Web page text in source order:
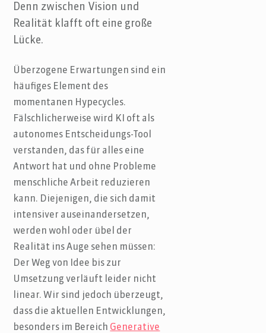
Denn zwischen Vision und
Realität klafft oft eine große
Lücke.
Überzogene Erwartungen sind ein
häufiges Element des
momentanen Hypecycles.
Fälschlicherweise wird KI oft als
autonomes Entscheidungs-Tool
verstanden, das für alles eine
Antwort hat und ohne Probleme
menschliche Arbeit reduzieren
kann. Diejenigen, die sich damit
intensiver auseinandersetzen,
werden wohl oder übel der
Realität ins Auge sehen müssen:
Der Weg von Idee bis zur
Umsetzung verläuft leider nicht
linear. Wir sind jedoch überzeugt,
dass die aktuellen Entwicklungen,
besonders im Bereich Generative